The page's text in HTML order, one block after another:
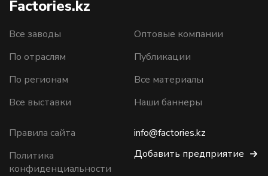
Factories.kz
Все заводы
По отраслям
По регионам
Все выставки
Оптовые компании
Публикации
Все материалы
Наши баннеры
Правила сайта
Политика
конфиденциальности
info@factories.kz
Добавить предприятие